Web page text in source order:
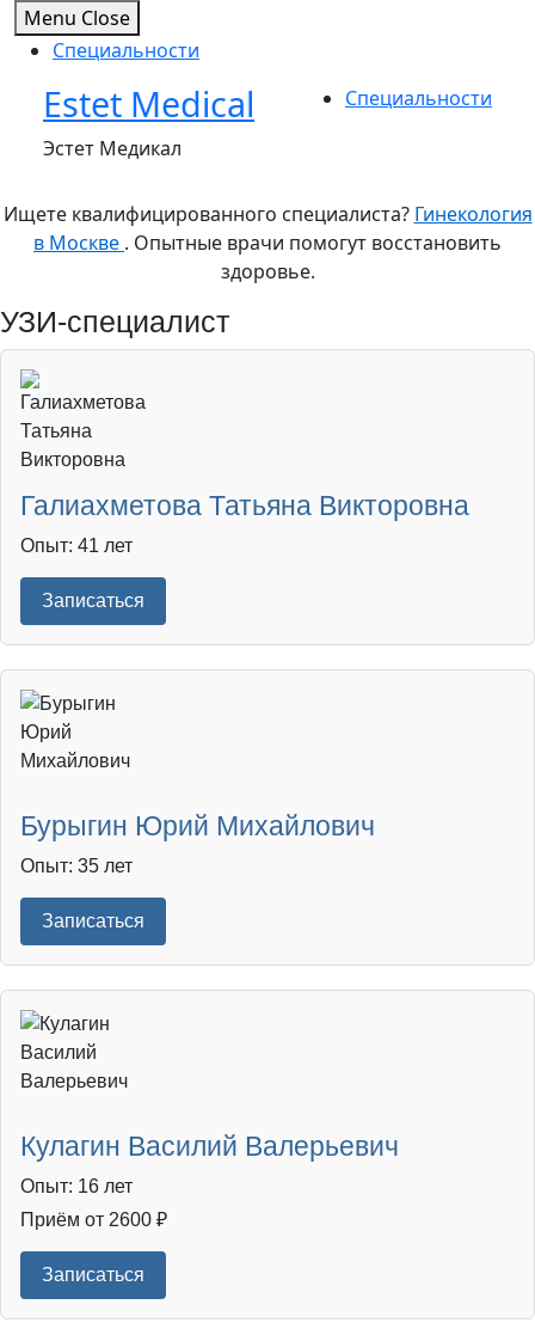
Menu Close
Специальности
content
Estet Medical
Эстет Медикал
Специальности
Ищете квалифицированного специалиста? Гинекология
в Москве . Опытные врачи помогут восстановить
здоровье.
УЗИ-специалист
Галиахметова Татьяна Викторовна
Опыт: 41 лет
Записаться
Бурыгин Юрий Михайлович
Опыт: 35 лет
Записаться
Кулагин Василий Валерьевич
Опыт: 16 лет
Приём от 2600 ₽
Записаться